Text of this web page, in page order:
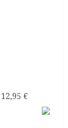
12,95 €